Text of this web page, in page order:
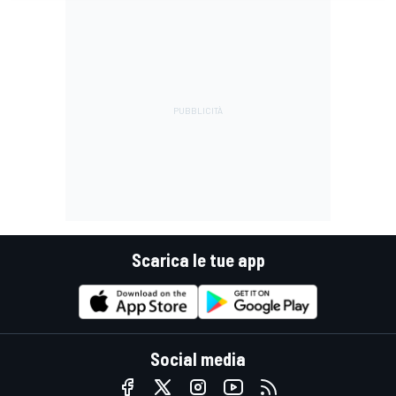
Scarica le tue app
Social media